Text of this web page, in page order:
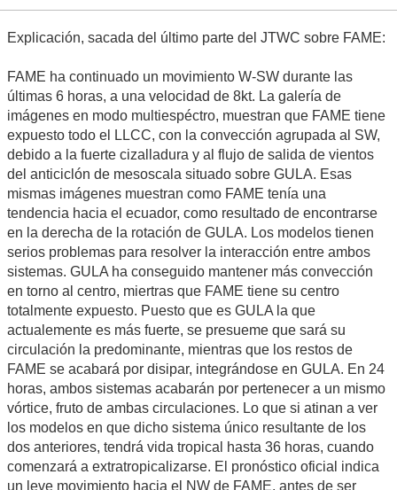
Explicación, sacada del último parte del JTWC sobre FAME:
FAME ha continuado un movimiento W-SW durante las
últimas 6 horas, a una velocidad de 8kt. La galería de
imágenes en modo multiespéctro, muestran que FAME tiene
expuesto todo el LLCC, con la convección agrupada al SW,
debido a la fuerte cizalladura y al flujo de salida de vientos
del anticiclón de mesoscala situado sobre GULA. Esas
mismas imágenes muestran como FAME tenía una
tendencia hacia el ecuador, como resultado de encontrarse
en la derecha de la rotación de GULA. Los modelos tienen
serios problemas para resolver la interacción entre ambos
sistemas. GULA ha conseguido mantener más convección
en torno al centro, miertras que FAME tiene su centro
totalmente expuesto. Puesto que es GULA la que
actualemente es más fuerte, se presueme que sará su
circulación la predominante, mientras que los restos de
FAME se acabará por disipar, integrándose en GULA. En 24
horas, ambos sistemas acabarán por pertenecer a un mismo
vórtice, fruto de ambas circulaciones. Lo que si atinan a ver
los modelos en que dicho sistema único resultante de los
dos anteriores, tendrá vida tropical hasta 36 horas, cuando
comenzará a extratropicalizarse. El pronóstico oficial indica
un leve movimiento hacia el NW de FAME, antes de ser